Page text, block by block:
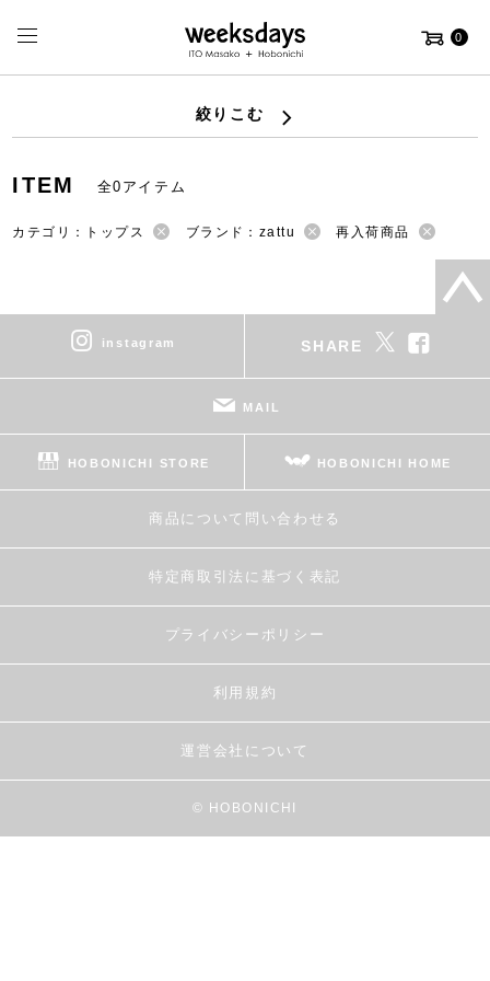
0
絞りこむ
ITEM 全0アイテム
カテゴリ：トップス ブランド：zattu 再入荷商品
instagram SHARE
MAIL
HOBONICHI STORE HOBONICHI HOME
商品について問い合わせる
特定商取引法に基づく表記
プライバシーポリシー
利用規約
運営会社について
© HOBONICHI